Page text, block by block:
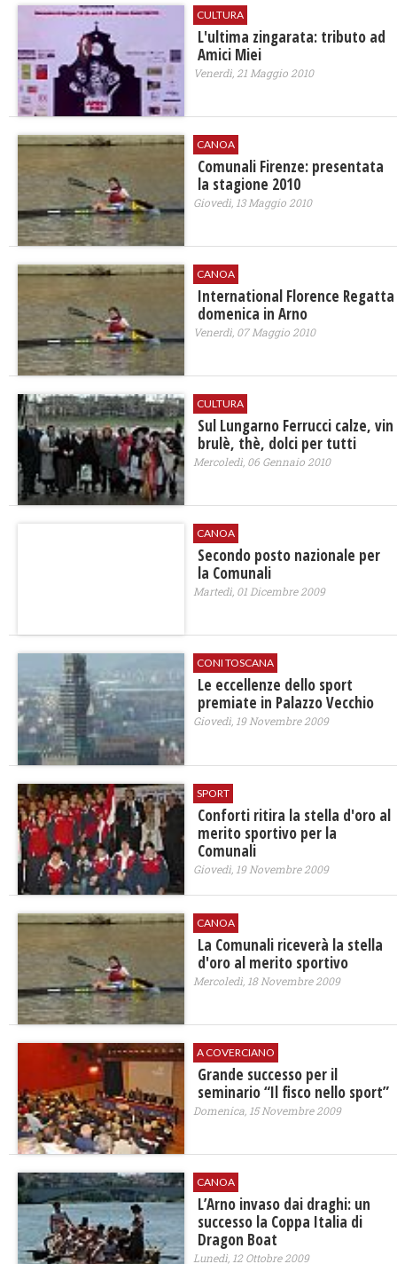
CULTURA
L'ultima zingarata: tributo ad
Amici Miei
Venerdì, 21 Maggio 2010
CANOA
Comunali Firenze: presentata
la stagione 2010
Giovedì, 13 Maggio 2010
CANOA
International Florence Regatta
domenica in Arno
Venerdì, 07 Maggio 2010
CULTURA
Sul Lungarno Ferrucci calze, vin
brulè, thè, dolci per tutti
Mercoledì, 06 Gennaio 2010
CANOA
Secondo posto nazionale per
la Comunali
Martedì, 01 Dicembre 2009
CONI TOSCANA
Le eccellenze dello sport
premiate in Palazzo Vecchio
Giovedì, 19 Novembre 2009
SPORT
Conforti ritira la stella d'oro al
merito sportivo per la
Comunali
Giovedì, 19 Novembre 2009
CANOA
La Comunali riceverà la stella
d'oro al merito sportivo
Mercoledì, 18 Novembre 2009
A COVERCIANO
Grande successo per il
seminario “Il fisco nello sport”
Domenica, 15 Novembre 2009
CANOA
L’Arno invaso dai draghi: un
successo la Coppa Italia di
Dragon Boat
Lunedì, 12 Ottobre 2009